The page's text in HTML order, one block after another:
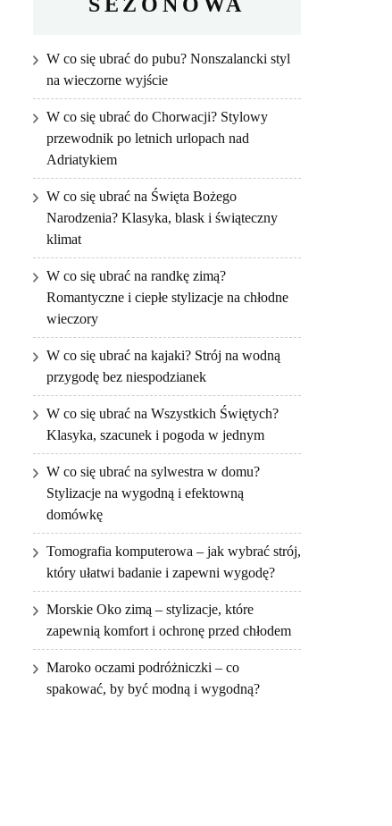
SEZONOWA
W co się ubrać do pubu? Nonszalancki styl
na wieczorne wyjście
W co się ubrać do Chorwacji? Stylowy
przewodnik po letnich urlopach nad
Adriatykiem
W co się ubrać na Święta Bożego
Narodzenia? Klasyka, blask i świąteczny
klimat
W co się ubrać na randkę zimą?
Romantyczne i ciepłe stylizacje na chłodne
wieczory
W co się ubrać na kajaki? Strój na wodną
przygodę bez niespodzianek
W co się ubrać na Wszystkich Świętych?
Klasyka, szacunek i pogoda w jednym
W co się ubrać na sylwestra w domu?
Stylizacje na wygodną i efektowną
domówkę
Tomografia komputerowa – jak wybrać strój,
który ułatwi badanie i zapewni wygodę?
Morskie Oko zimą – stylizacje, które
zapewnią komfort i ochronę przed chłodem
Maroko oczami podróżniczki – co
spakować, by być modną i wygodną?